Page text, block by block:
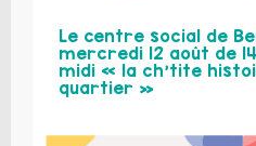
Le centre social de
mercredi 12 août de
midi « la ch’tite
quartier »